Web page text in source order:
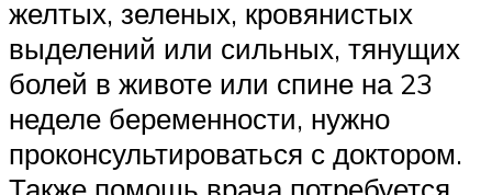
желтых, зеленых, кровянистых
выделений или сильных, тянущих
болей в животе или спине на 23
неделе беременности, нужно
проконсультироваться с доктором.